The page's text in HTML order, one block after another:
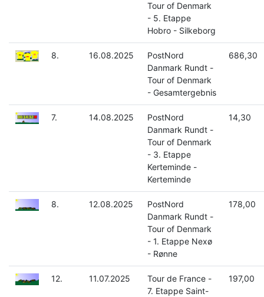
Tour of Denmark
- 5. Etappe
Hobro - Silkeborg
8. 16.08.2025
PostNord
Danmark Rundt -
Tour of Denmark
- Gesamtergebnis
686,30
7. 14.08.2025
PostNord
Danmark Rundt -
Tour of Denmark
- 3. Etappe
Kerteminde -
Kerteminde
14,30
8. 12.08.2025
PostNord
Danmark Rundt -
Tour of Denmark
- 1. Etappe Nexø
- Rønne
178,00
12. 11.07.2025
Tour de France -
7. Etappe Saint-
197,00